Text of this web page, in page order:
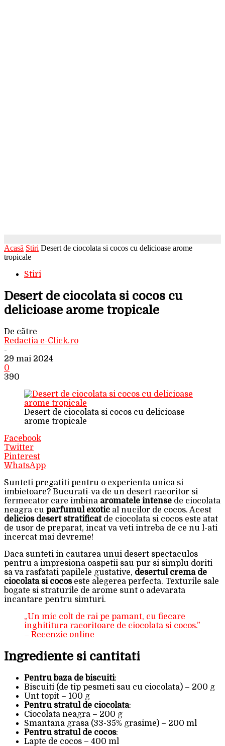
Acasă Stiri Desert de ciocolata si cocos cu delicioase arome
tropicale
Stiri
Desert de ciocolata si cocos cu
delicioase arome tropicale
De către
Redactia e-Click.ro
-
29 mai 2024
0
390
Desert de ciocolata si cocos cu delicioase
arome tropicale
Facebook
Twitter
Pinterest
WhatsApp
Sunteti pregatiti pentru o experienta unica si
imbietoare? Bucurati-va de un desert racoritor si
fermecator care imbina aromatele intense de ciocolata
neagra cu parfumul exotic al nucilor de cocos. Acest
delicios desert stratificatde ciocolata si cocos este atat
de usor de preparat, incat va veti intreba de ce nu l-ati
incercat mai devreme!
Daca sunteti in cautarea unui desert spectaculos
pentru a impresiona oaspetii sau pur si simplu doriti
sa va rasfatati papilele gustative, desertul crema de
ciocolata si cocoseste alegerea perfecta. Texturile sale
bogate si straturile de arome sunt o adevarata
incantare pentru simturi.
„Un mic colt de rai pe pamant, cu fiecare
inghititura racoritoare de ciocolata si cocos.”
– Recenzie online
Ingrediente si cantitati
Pentru baza de biscuiti:
Biscuiti (de tip pesmeti sau cu ciocolata) – 200 g
Unt topit – 100 g
Pentru stratul de ciocolata:
Ciocolata neagra – 200 g
Smantana grasa (33-35% grasime) – 200 ml
Pentru stratul de cocos:
Lapte de cocos – 400 ml